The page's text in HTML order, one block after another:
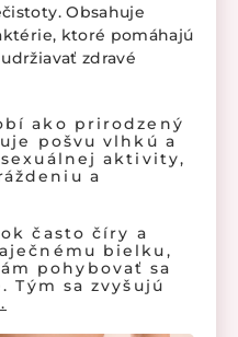
Obsahuje
ktoré pomáhajú
zdravé
ako prirodzený
pošvu vlhkú a
aktivity,
a
často číry a
bielku,
pohybovať sa
Tým sa zvyšujú